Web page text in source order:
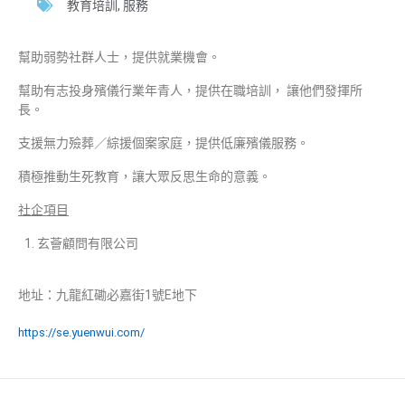
教育培訓, 服務
幫助弱勢社群人士，提供就業機會。
幫助有志投身殯儀行業年青人，提供在職培訓， 讓他們發揮所
長。
支援無力殮葬／綜援個案家庭，提供低廉殯儀服務。
積極推動生死教育，讓大眾反思生命的意義。
社企項目
玄薈顧問有限公司
地址：九龍紅磡必嘉街1號E地下
https://se.yuenwui.com/